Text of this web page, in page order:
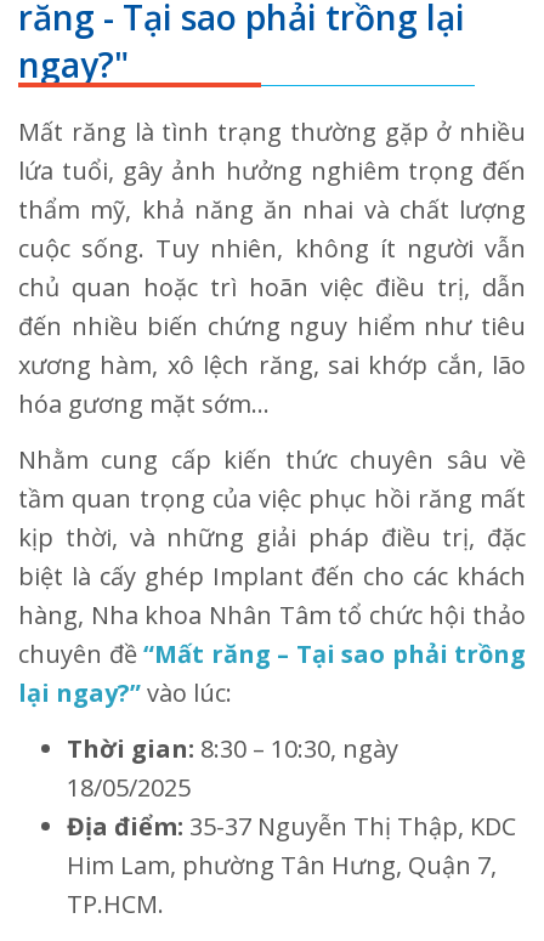
răng - Tại sao phải trồng lại
ngay?"
Mất răng là tình trạng thường gặp ở nhiều
lứa tuổi, gây ảnh hưởng nghiêm trọng đến
thẩm mỹ, khả năng ăn nhai và chất lượng
cuộc sống. Tuy nhiên, không ít người vẫn
chủ quan hoặc trì hoãn việc điều trị, dẫn
đến nhiều biến chứng nguy hiểm như tiêu
xương hàm, xô lệch răng, sai khớp cắn, lão
hóa gương mặt sớm…
Nhằm cung cấp kiến thức chuyên sâu về
tầm quan trọng của việc phục hồi răng mất
kịp thời, và những giải pháp điều trị, đặc
biệt là cấy ghép Implant đến cho các khách
hàng, Nha khoa Nhân Tâm tổ chức hội thảo
chuyên đề“Mất răng – Tại sao phải trồng
lại ngay?”vào lúc:
Thời gian: 8:30 – 10:30, ngày
18/05/2025
Địa điểm: 35-37 Nguyễn Thị Thập, KDC
Him Lam, phường Tân Hưng, Quận 7,
TP.HCM.